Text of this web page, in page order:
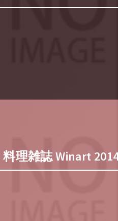
料理雑誌 Winart